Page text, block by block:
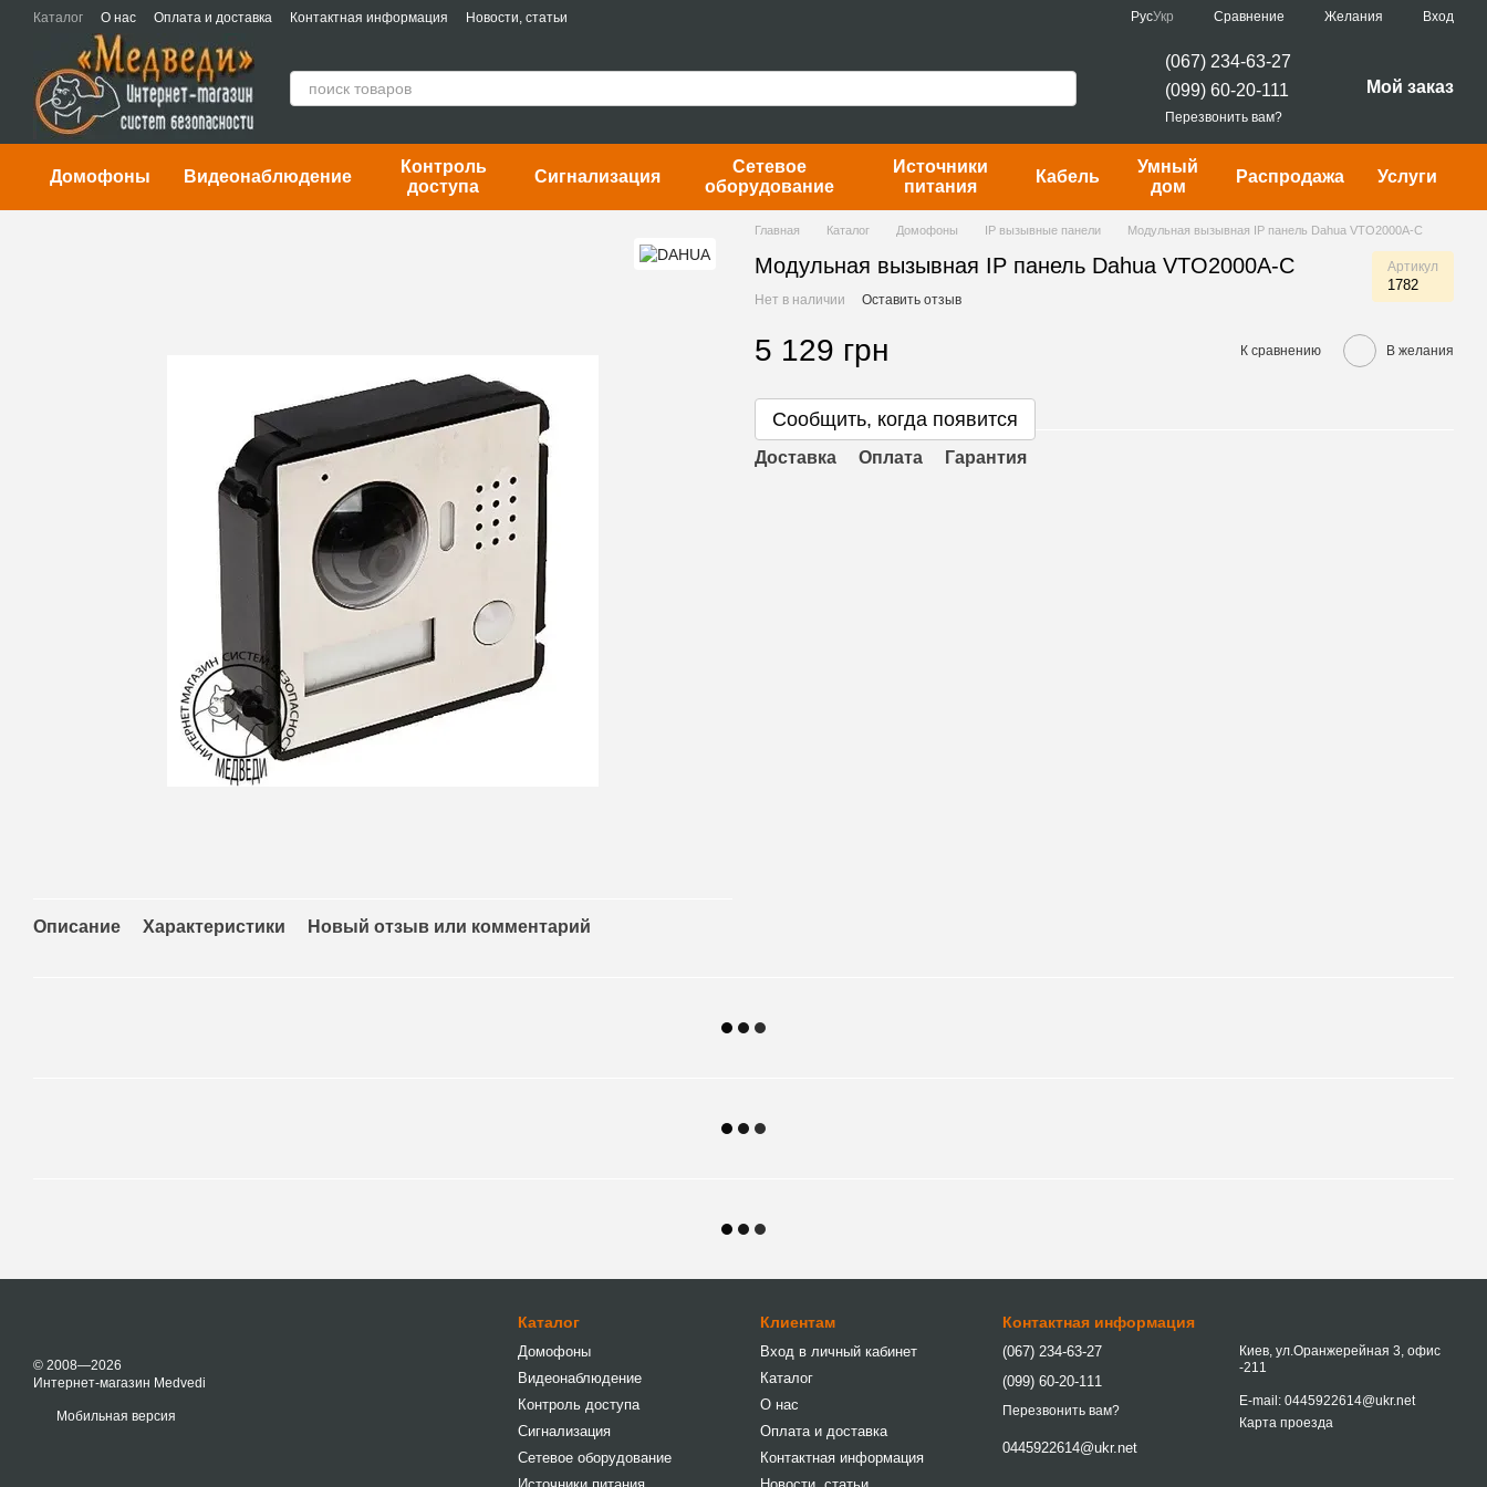
Перейти к основному контенту
Каталог О нас Оплата и доставка Контактная информация Новости, статьи РусУкр Сравнение Желания Вход
(067) 234-63-27
(099) 60-20-111
Перезвонить вам?
Мой заказ
Домофоны Видеонаблюдение
Контроль
доступа
Сигнализация
Сетевое
оборудование
Источники
питания
Кабель
Умный
дом
Распродажа Услуги
Описание Характеристики Новый отзыв или комментарий
Главная Каталог Домофоны IP вызывные панели Модульная вызывная IP панель Dahua VTO2000A-C
Модульная вызывная IP панель Dahua VTO2000A-C Артикул
1782
Нет в наличии Оставить отзыв
5 129 грн К сравнению В желания
Сообщить, когда появится
Доставка Оплата Гарантия
© 2008—2026
Интернет-магазин Medvedi
Мобильная версия
Каталог
Домофоны
Видеонаблюдение
Контроль доступа
Сигнализация
Сетевое оборудование
Клиентам
Вход в личный кабинет
Каталог
О нас
Оплата и доставка
Контактная информация
Контактная информация
(067) 234-63-27
(099) 60-20-111
Перезвонить вам?
0445922614@ukr.net
Киев, ул.Оранжерейная 3, офис
-211
E-mail: 0445922614@ukr.net
Карта проезда